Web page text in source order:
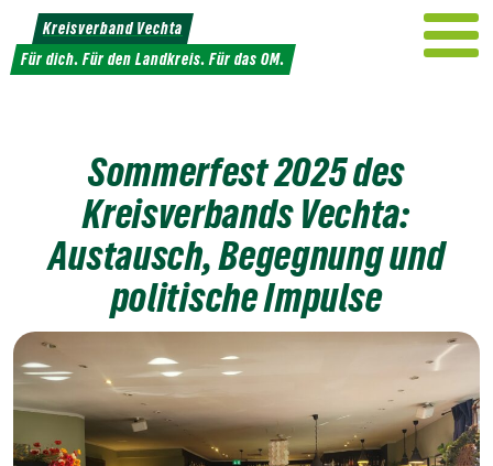
Weiter
zum
Inhalt
Kreisverband Vechta
Für dich. Für den Landkreis. Für das OM.
Sommerfest 2025 des
Kreisverbands Vechta:
Austausch, Begegnung und
politische Impulse